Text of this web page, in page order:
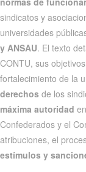
sindicatos y
universidades
y ANSAU. El texto
CONTU, sus
fortalecimiento de la
derechos de los
máxima autoridad
Confederados y el
atribuciones, el
estímulos y